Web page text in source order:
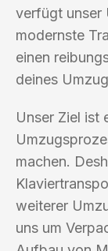
verfügt unser
modernste
einen
deines
Unser Ziel ist
machen.
weiterer
uns um